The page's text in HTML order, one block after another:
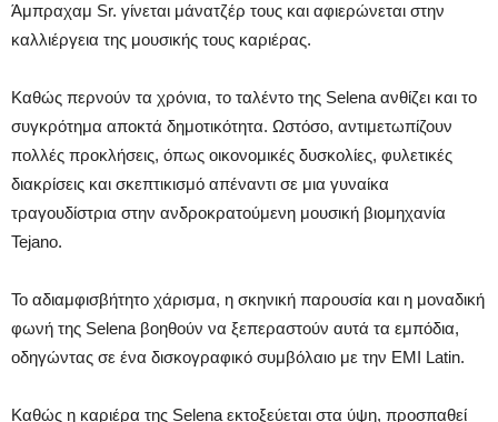
Άμπραχαμ Sr. γίνεται μάνατζέρ τους και αφιερώνεται στην
καλλιέργεια της μουσικής τους καριέρας.
Καθώς περνούν τα χρόνια, το ταλέντο της Selena ανθίζει και το
συγκρότημα αποκτά δημοτικότητα. Ωστόσο, αντιμετωπίζουν
πολλές προκλήσεις, όπως οικονομικές δυσκολίες, φυλετικές
διακρίσεις και σκεπτικισμό απέναντι σε μια γυναίκα
τραγουδίστρια στην ανδροκρατούμενη μουσική βιομηχανία
Tejano.
Το αδιαμφισβήτητο χάρισμα, η σκηνική παρουσία και η μοναδική
φωνή της Selena βοηθούν να ξεπεραστούν αυτά τα εμπόδια,
οδηγώντας σε ένα δισκογραφικό συμβόλαιο με την EMI Latin.
Καθώς η καριέρα της Selena εκτοξεύεται στα ύψη, προσπαθεί